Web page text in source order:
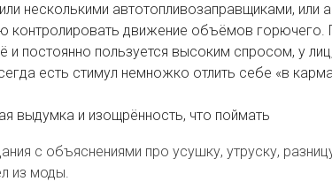
несколькими автотопливозаправщиками, или
контролировать движение объёмов горючего.
постоянно пользуется высоким спросом, у
есть стимул немножко отлить себе «в
выдумка и изощрённость, что поймать
с объяснениями про усушку, утруску,
из моды.